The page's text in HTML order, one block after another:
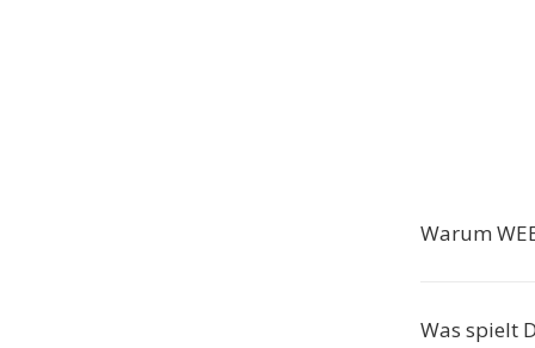
Warum
Was spielt